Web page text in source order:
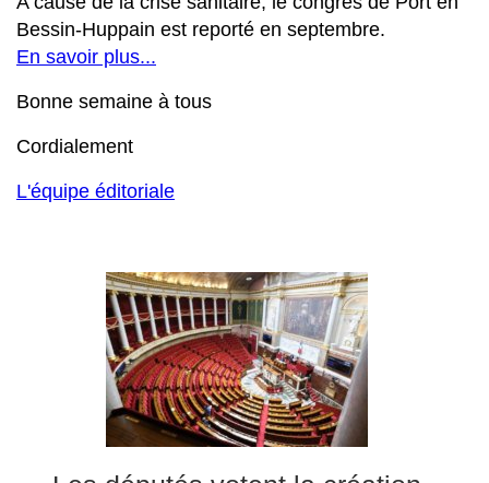
Bessin-Huppain est reporté en septembre.
En savoir plus...
Bonne semaine à tous
Cordialement
L'équipe éditoriale